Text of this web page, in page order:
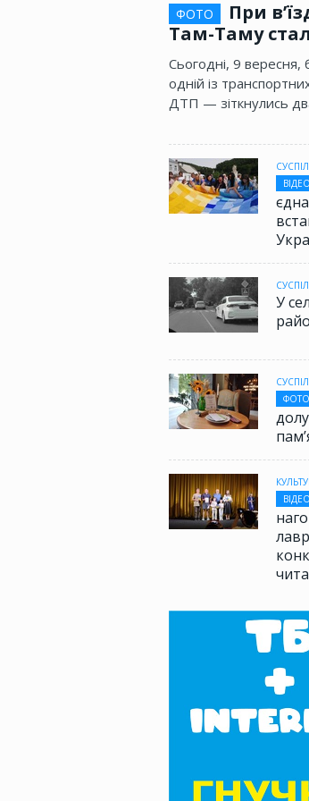
ФОТО
При
Там-Таму
Сьогодні, 9 вересня,
одній із
ДТП — зіткнулись
ВІДЕО
У
ФОТО
ВІДЕО